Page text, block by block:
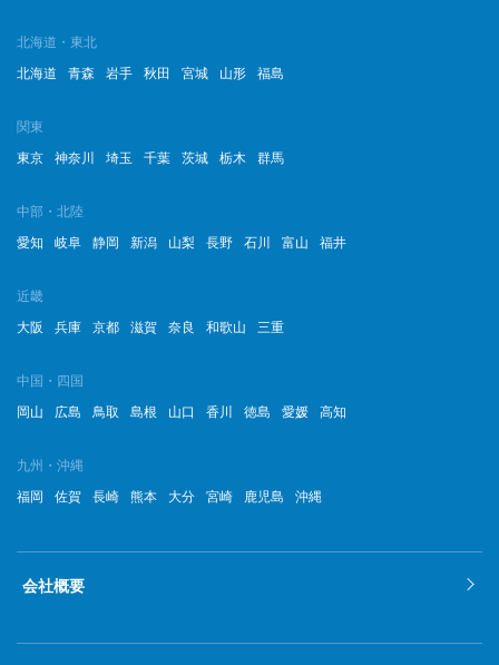
北海道・東北
北海道
青森 岩手 秋田 宮城 山形 福島
関東
東京
神奈川 埼玉 千葉 茨城 栃木 群馬
中部・北陸
愛知
岐阜 静岡 新潟 山梨 長野 石川 富山 福井
近畿
大阪
兵庫 京都 滋賀 奈良 和歌山 三重
中国・四国
岡山
広島 鳥取 島根 山口 香川 徳島 愛媛 高知
九州・沖縄
福岡
佐賀 長崎 熊本 大分 宮崎 鹿児島 沖縄
会社概要